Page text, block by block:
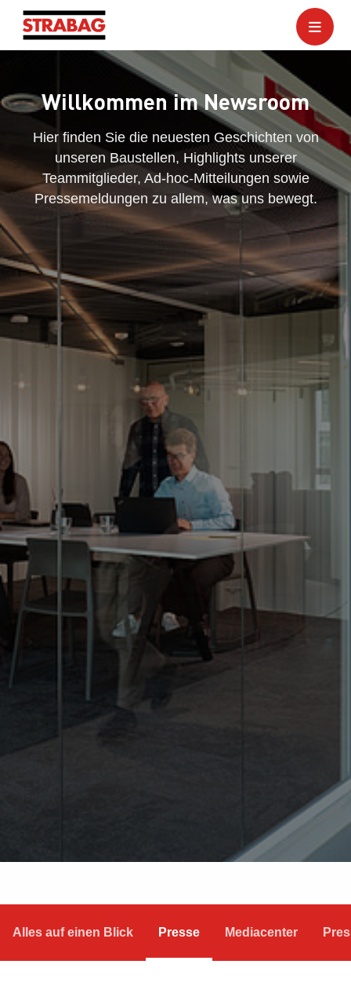
Willkommen im Newsroom
Hier finden Sie die neuesten Geschichten von
unseren Baustellen, Highlights unserer
Teammitglieder, Ad-hoc-Mitteilungen sowie
Pressemeldungen zu allem, was uns bewegt.
Alles auf einen Blick Presse Mediacenter